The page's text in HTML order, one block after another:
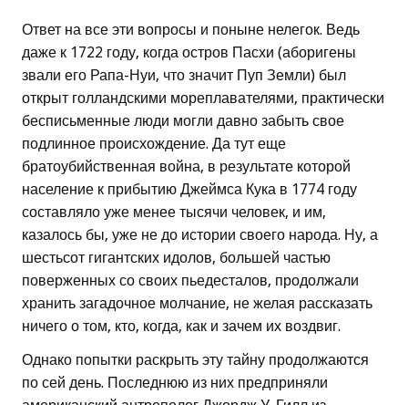
Ответ на все эти вопросы и поныне нелегок. Ведь
даже к 1722 году, когда остров Пасхи (аборигены
звали его Рапа-Нуи, что значит Пуп Земли) был
открыт голландскими мореплавателями, практически
бесписьменные люди могли давно забыть свое
подлинное происхождение. Да тут еще
братоубийственная война, в результате которой
население к прибытию Джеймса Кука в 1774 году
составляло уже менее тысячи человек, и им,
казалось бы, уже не до истории своего народа. Ну, а
шестьсот гигантских идолов, большей частью
поверженных со своих пьедесталов, продолжали
хранить загадочное молчание, не желая рассказать
ничего о том, кто, когда, как и зачем их воздвиг.
Однако попытки раскрыть эту тайну продолжаются
по сей день. Последнюю из них предприняли